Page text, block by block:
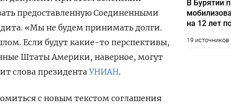
предоставленную Соединенными
«Мы не будем принимать долги.
Если будут какие-то перспективы,
Штаты Америки, наверное, могут
слова президента УНИАН.
с новым текстом соглашения